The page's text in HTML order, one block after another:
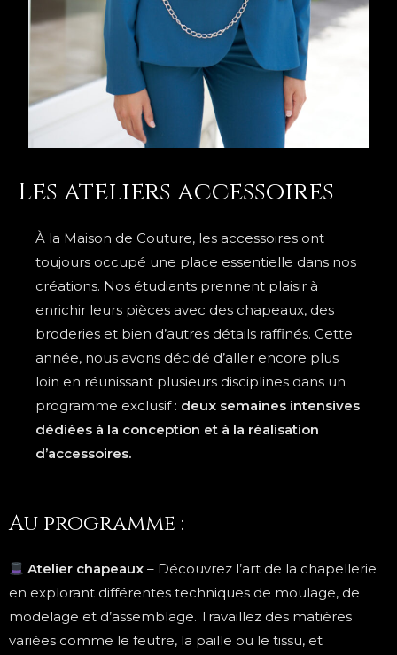
Les ateliers accessoires
À la Maison de Couture, les accessoires ont
toujours occupé une place essentielle dans nos
créations. Nos étudiants prennent plaisir à
enrichir leurs pièces avec des chapeaux, des
broderies et bien d’autres détails raffinés. Cette
année, nous avons décidé d’aller encore plus
loin en réunissant plusieurs disciplines dans un
programme exclusif : deux semaines intensives
dédiées à la conception et à la réalisation
d’accessoires.
Au programme :
Atelier chapeaux – Découvrez l’art de la chapellerie
en explorant différentes techniques de moulage, de
modelage et d’assemblage. Travaillez des matières
variées comme le feutre, la paille ou le tissu, et